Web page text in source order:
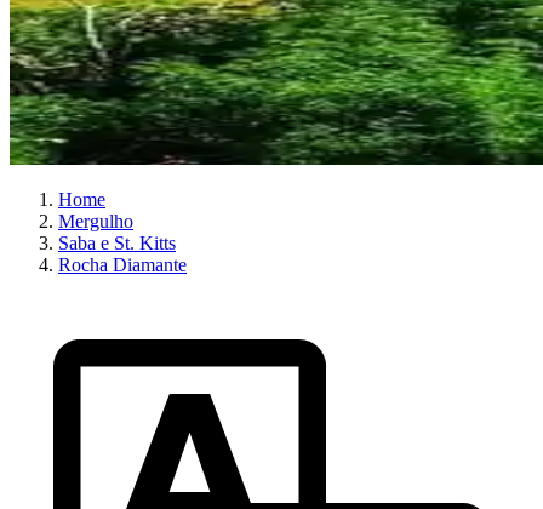
Home
Mergulho
Saba e St. Kitts
Rocha Diamante